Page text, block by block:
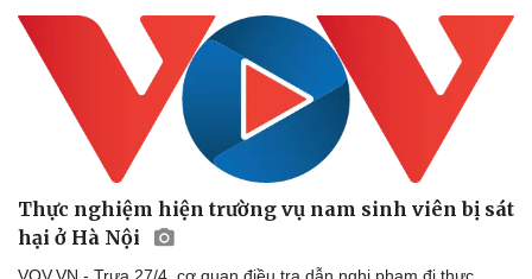
Thực nghiệm hiện trường vụ nam sinh viên bị sát
hại ở Hà Nội